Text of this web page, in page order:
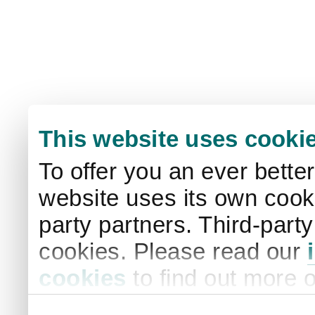
This website uses
To offer you an ever
website uses its own
party partners. Third-
cookies. Please read our
cookies to find out more